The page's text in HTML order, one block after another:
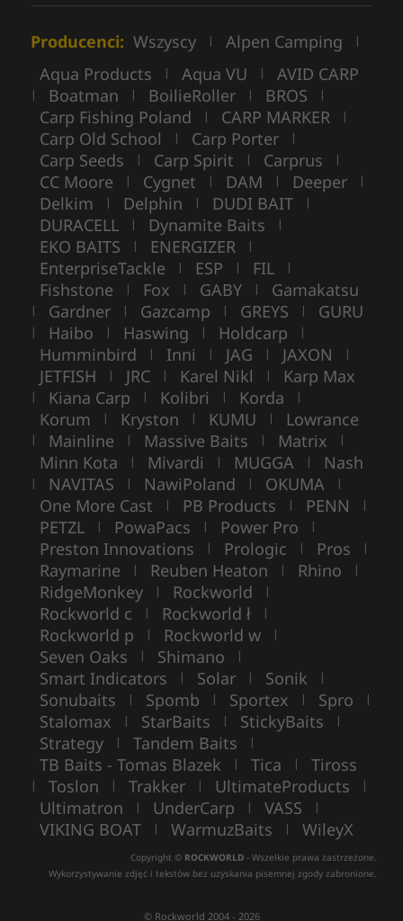
Producenci: Wszyscy | Alpen Camping |
Aqua Products | Aqua VU | AVID CARP
| Boatman | BoilieRoller | BROS |
Carp Fishing Poland | CARP MARKER |
Carp Old School | Carp Porter |
Carp Seeds | Carp Spirit | Carprus |
CC Moore | Cygnet | DAM | Deeper |
Delkim | Delphin | DUDI BAIT |
DURACELL | Dynamite Baits |
EKO BAITS | ENERGIZER |
EnterpriseTackle | ESP | FIL |
Fishstone | Fox | GABY | Gamakatsu
| Gardner | Gazcamp | GREYS | GURU
| Haibo | Haswing | Holdcarp |
Humminbird | Inni | JAG | JAXON |
JETFISH | JRC | Karel Nikl | Karp Max
| Kiana Carp | Kolibri | Korda |
Korum | Kryston | KUMU | Lowrance
| Mainline | Massive Baits | Matrix |
Minn Kota | Mivardi | MUGGA | Nash
| NAVITAS | NawiPoland | OKUMA |
One More Cast | PB Products | PENN |
PETZL | PowaPacs | Power Pro |
Preston Innovations | Prologic | Pros |
Raymarine | Reuben Heaton | Rhino |
RidgeMonkey | Rockworld |
Rockworld c | Rockworld ł |
Rockworld p | Rockworld w |
Seven Oaks | Shimano |
Smart Indicators | Solar | Sonik |
Sonubaits | Spomb | Sportex | Spro |
Stalomax | StarBaits | StickyBaits |
Strategy | Tandem Baits |
TB Baits - Tomas Blazek | Tica | Tiross
| Toslon | Trakker | UltimateProducts |
Ultimatron | UnderCarp | VASS |
VIKING BOAT | WarmuzBaits | WileyX
Copyright © ROCKWORLD - Wszelkie prawa zastrzeżone.
Wykorzystywanie zdjęć i tekstów bez uzyskania pisemnej zgody zabronione.
© Rockworld 2004 - 2026